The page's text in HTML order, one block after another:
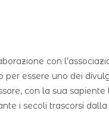
con
per essere uno dei
con la sua
i secoli trascorsi